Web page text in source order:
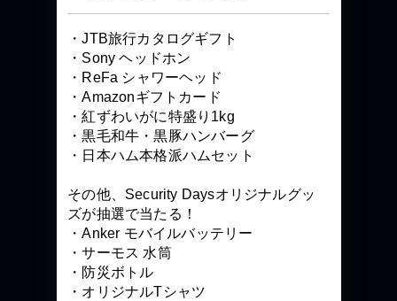
・JTB旅行カタログギフト
・Sony ヘッドホン
・ReFa シャワーヘッド
・Amazonギフトカード
・紅ずわいがに特盛り1kg
・黒毛和牛・黒豚ハンバーグ
・日本ハム本格派ハムセット
その他、Security Daysオリジナルグッ
ズが抽選で当たる！
・Anker モバイルバッテリー
・サーモス 水筒
・防災ボトル
・オリジナルTシャツ